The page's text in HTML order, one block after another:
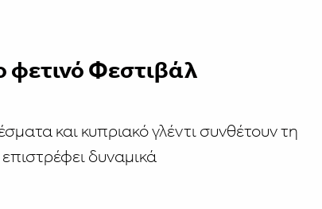
φετινό Φεστιβάλ
και κυπριακό γλέντι συνθέτουν τη
δυναμικά